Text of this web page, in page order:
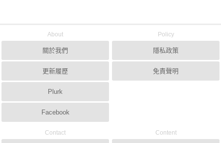
About
關於我們
更新履歷
Plurk
Facebook
Policy
隱私政策
免責聲明
Contact Content